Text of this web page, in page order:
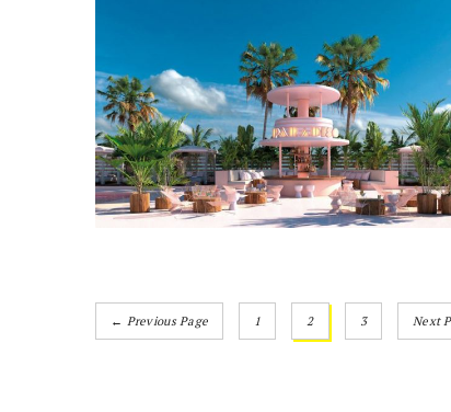
← Previous Page 1 2 3 Next